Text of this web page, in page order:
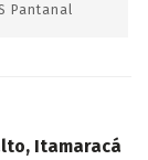
Pantanal
Itamaracá